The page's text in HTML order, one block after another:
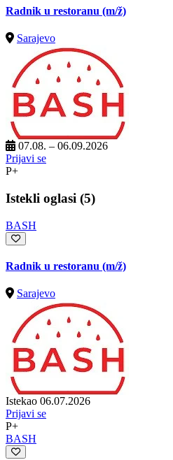
Radnik u restoranu (m/ž)
Sarajevo
07.08. – 06.09.2026
Prijavi se
P+
Istekli oglasi (5)
BASH
Radnik u restoranu (m/ž)
Sarajevo
Istekao 06.07.2026
Prijavi se
P+
BASH